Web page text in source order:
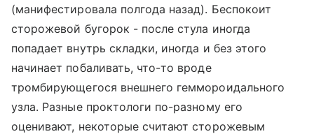
(манифестировала полгода назад). Беспокоит
сторожевой бугорок - после стула иногда
попадает внутрь складки, иногда и без этого
начинает побаливать, что-то вроде
тромбирующегося внешнего геммороидального
узла. Разные проктологи по-разному его
оценивают, некоторые считают сторожевым